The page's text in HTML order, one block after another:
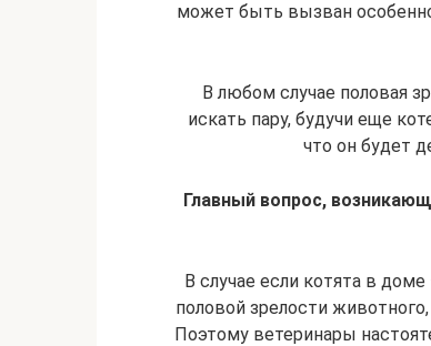
может быть вызван
В любом случае половая
искать пару, будучи еще
что он будет
Главный вопрос,
В случае если котята в
половой зрелости
Поэтому ветеринары